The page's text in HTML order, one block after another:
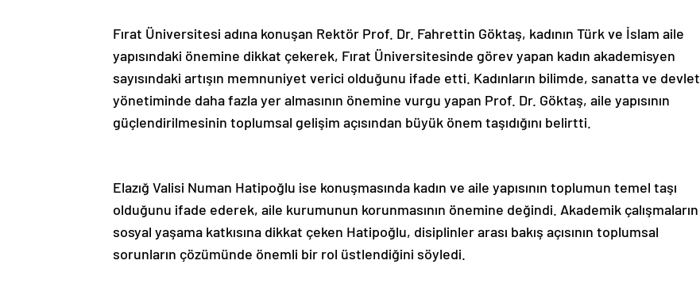
Fırat Üniversitesi adına konuşan Rektör Prof. Dr. Fahrettin Göktaş, kadının Türk ve İslam aile
yapısındaki önemine dikkat çekerek, Fırat Üniversitesinde görev yapan kadın akademisyen
sayısındaki artışın memnuniyet verici olduğunu ifade etti. Kadınların bilimde, sanatta ve devlet
yönetiminde daha fazla yer almasının önemine vurgu yapan Prof. Dr. Göktaş, aile yapısının
güçlendirilmesinin toplumsal gelişim açısından büyük önem taşıdığını belirtti.
Elazığ Valisi Numan Hatipoğlu ise konuşmasında kadın ve aile yapısının toplumun temel taşı
olduğunu ifade ederek, aile kurumunun korunmasının önemine değindi. Akademik çalışmaların
sosyal yaşama katkısına dikkat çeken Hatipoğlu, disiplinler arası bakış açısının toplumsal
sorunların çözümünde önemli bir rol üstlendiğini söyledi.